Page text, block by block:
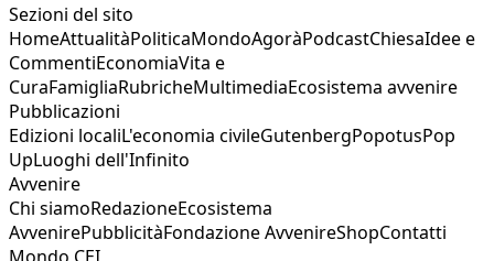
Sezioni del sito
HomeAttualitàPoliticaMondoAgoràPodcastChiesaIdee e
CommentiEconomiaVita e
CuraFamigliaRubricheMultimediaEcosistema avvenire
Pubblicazioni
Edizioni localiL'economia civileGutenbergPopotusPop
UpLuoghi dell'Infinito
Avvenire
Chi siamoRedazioneEcosistema
AvvenirePubblicitàFondazione AvvenireShopContatti